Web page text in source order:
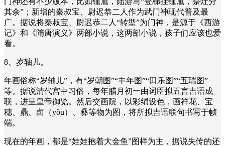
其余”；新增的秦叔宝、尉迟恭二人作为武门神现代普及最
广。据说将秦叔宝、尉迟恭二人“转型”为门神，是源于《西游
记》和《隋唐演义》两部小说，这两部小说，孩子们应该也爱
看。
8、岁轴儿。
年画俗称“岁轴儿”，有“岁朝图”“丰年图”“田乐图”“五瑞图”
等。据说清代宫中习俗，每年腊月初一由词臣拟五言吉语成
联，进呈皇帝御览。然后交画院，以彩绢设色，画祥花、宝
穗、鼎、卣（yǒu）、彝等物为图，将所拟吉语联句书写于帧
端。
现在的年画，都是“娃娃抱着大金鱼”图样为主，据说失传的还